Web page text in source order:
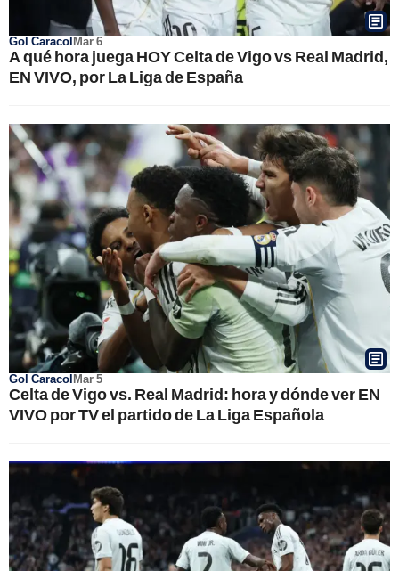
Gol CaracolMar 6
A qué hora juega HOY Celta de Vigo vs Real Madrid,
EN VIVO, por La Liga de España
Gol CaracolMar 5
Celta de Vigo vs. Real Madrid: hora y dónde ver EN
VIVO por TV el partido de La Liga Española